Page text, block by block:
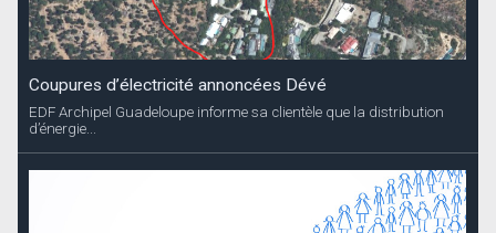
Coupures d’électricité annoncées Dévé
EDF Archipel Guadeloupe informe sa clientèle que la distribution
d’énergie...